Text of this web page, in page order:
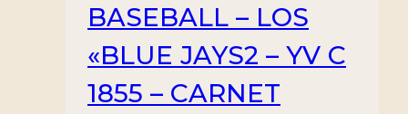
BASEBALL – LOS
«BLUE JAYS2 – YV C
1855 – CARNET